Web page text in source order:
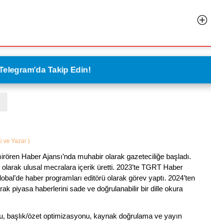
Takip Edin!
ve Yazar )
Haber Ajansı’nda muhabir olarak gazeteciliğe başladı.
ulusal mecralara içerik üretti. 2023’te TGRT Haber
haber programları editörü olarak görev yaptı. 2024’ten
piyasa haberlerini sade ve doğrulanabilir bir dille okura
başlık/özet optimizasyonu, kaynak doğrulama ve yayın